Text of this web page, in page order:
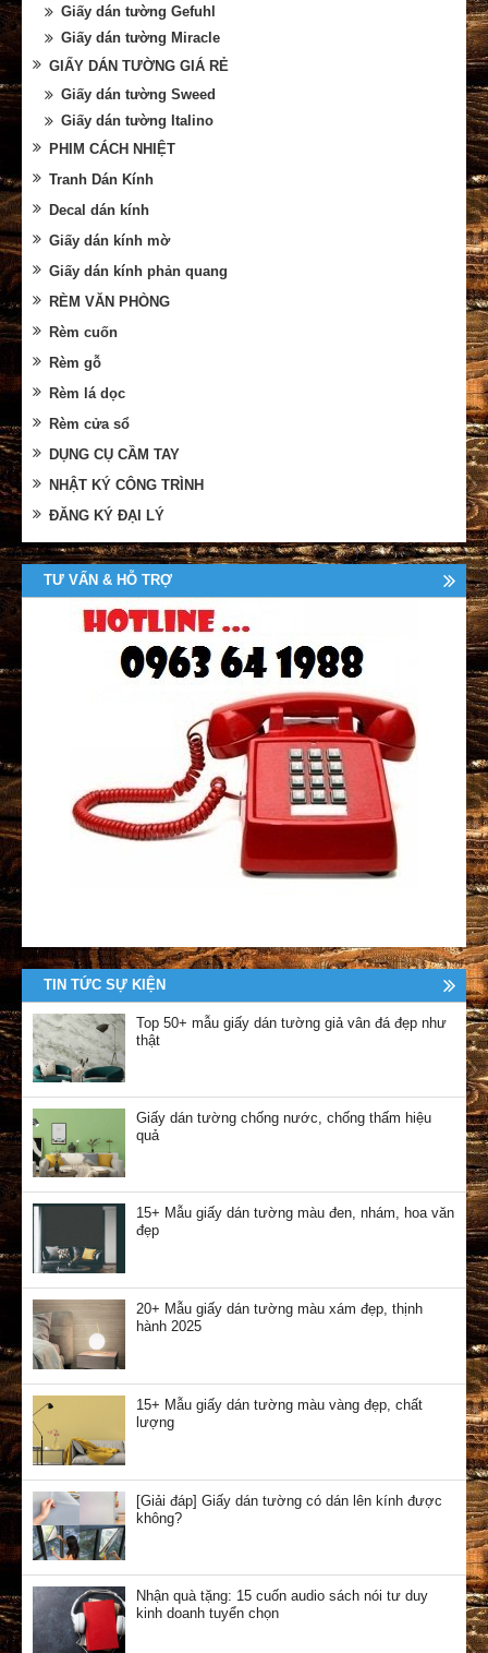
Giấy dán tường Gefuhl
Giấy dán tường Miracle
GIẤY DÁN TƯỜNG GIÁ RẺ
Giấy dán tường Sweed
Giấy dán tường Italino
PHIM CÁCH NHIỆT
Tranh Dán Kính
Decal dán kính
Giấy dán kính mờ
Giấy dán kính phản quang
RÈM VĂN PHÒNG
Rèm cuốn
Rèm gỗ
Rèm lá dọc
Rèm cửa sổ
DỤNG CỤ CẦM TAY
NHẬT KÝ CÔNG TRÌNH
ĐĂNG KÝ ĐẠI LÝ
TƯ VẤN & HỖ TRỢ
TIN TỨC SỰ KIỆN
Top 50+ mẫu giấy dán tường giả vân đá đẹp như
thật
Giấy dán tường chống nước, chống thấm hiệu
quả
15+ Mẫu giấy dán tường màu đen, nhám, hoa văn
đẹp
20+ Mẫu giấy dán tường màu xám đẹp, thịnh
hành 2025
15+ Mẫu giấy dán tường màu vàng đẹp, chất
lượng
[Giải đáp] Giấy dán tường có dán lên kính được
không?
Nhận quà tặng: 15 cuốn audio sách nói tư duy
kinh doanh tuyển chọn